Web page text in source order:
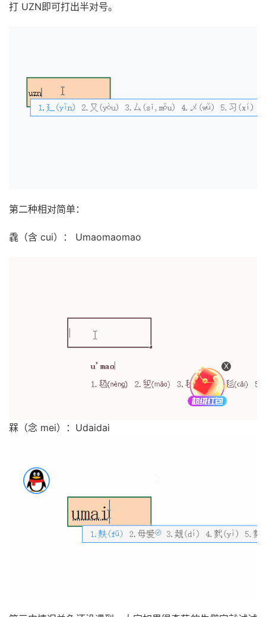
打 UZN即可打出半对号。
第二种相对简单：
毳（含 cui）： Umaomaomao
槑（念 mei）：Udaidai
X